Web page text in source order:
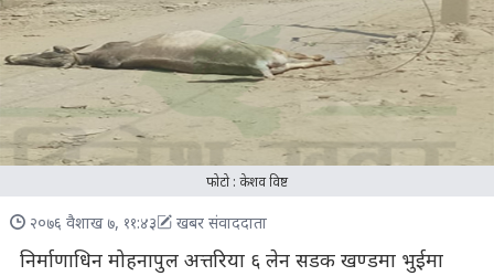
फोटो : केशव विष्ट
२०७६ वैशाख ७, ११:४३ खबर संवाददाता
निर्माणाधिन मोहनापुल अत्तरिया ६ लेन सडक खण्डमा भुईमा